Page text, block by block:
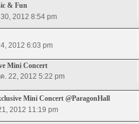
& Fun
2012 8:54 pm
2012 6:03 pm
Mini Concert
. 22, 2012 5:22 pm
Mini Concert @ParagonHall
2012 11:19 pm